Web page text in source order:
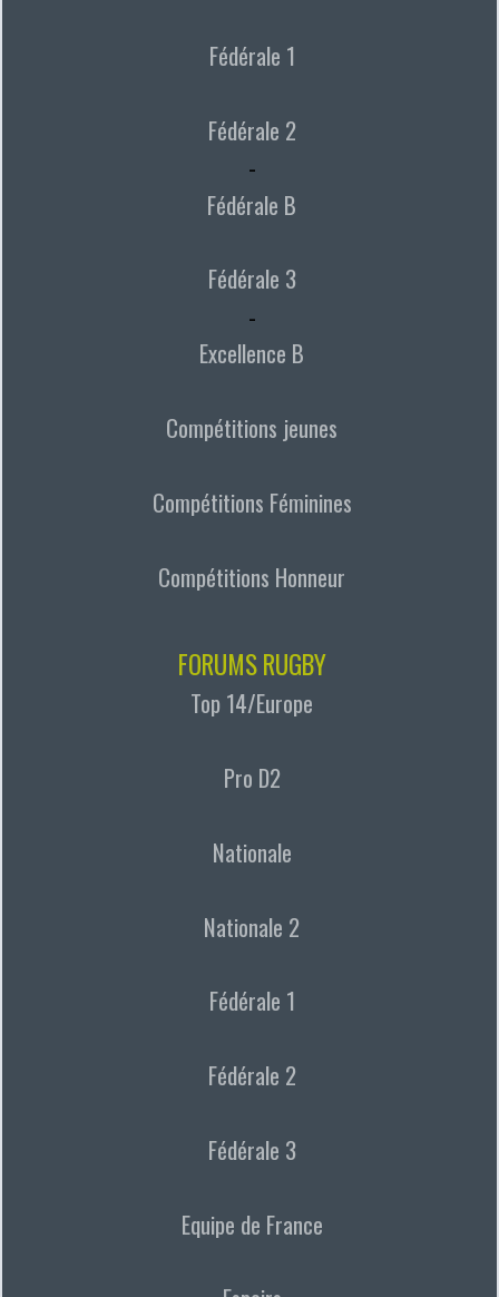
Fédérale 1
Fédérale 2
-
Fédérale B
Fédérale 3
-
Excellence B
Compétitions jeunes
Compétitions Féminines
Compétitions Honneur
FORUMS RUGBY
Top 14/Europe
Pro D2
Nationale
Nationale 2
Fédérale 1
Fédérale 2
Fédérale 3
Equipe de France